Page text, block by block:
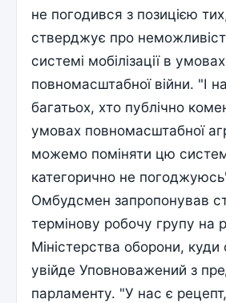
не погодився з позицією
стверджує про
системі мобілізації в умовах
повномасштабної війни. "І
багатьох, хто публічно
умовах повномасштабної
можемо поміняти цю
категорично не
Омбудсмен запропонував
термінову робочу групу на
Міністерства оборони, куди
увійде Уповноважений з
парламенту. "У нас є